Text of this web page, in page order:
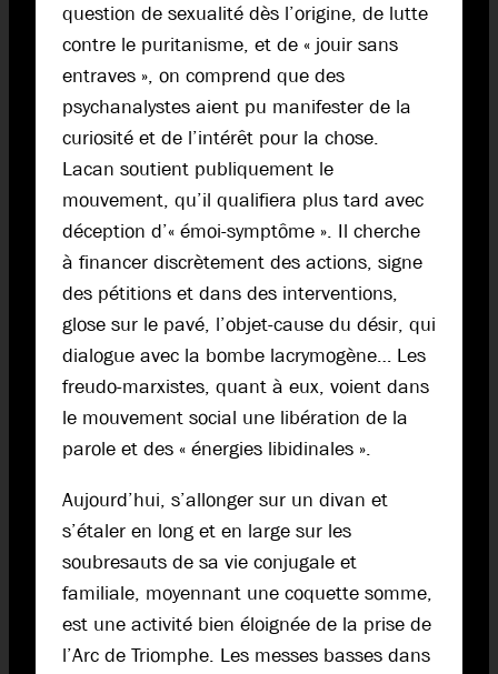
question de sexualité dès l’origine, de lutte
contre le puritanisme, et de « jouir sans
entraves », on comprend que des
psychanalystes aient pu manifester de la
curiosité et de l’intérêt pour la chose.
Lacan soutient publiquement le
mouvement, qu’il qualifiera plus tard avec
déception d’« émoi-symptôme ». Il cherche
à financer discrètement des actions, signe
des pétitions et dans des interventions,
glose sur le pavé, l’objet-cause du désir, qui
dialogue avec la bombe lacrymogène… Les
freudo-marxistes, quant à eux, voient dans
le mouvement social une libération de la
parole et des « énergies libidinales ».
Aujourd’hui, s’allonger sur un divan et
s’étaler en long et en large sur les
soubresauts de sa vie conjugale et
familiale, moyennant une coquette somme,
est une activité bien éloignée de la prise de
l’Arc de Triomphe. Les messes basses dans